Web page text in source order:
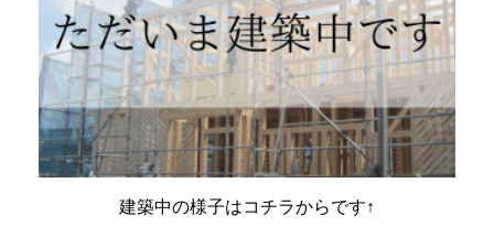
建築中の様子はコチラからです↑